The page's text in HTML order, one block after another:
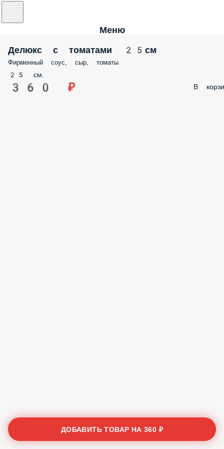
Меню
Делюкс с томатами 25см
Фирменный соус, сыр, томаты
25 см.
360 ₽ В
ДОБАВИТЬ ТОВАР НА360 ₽